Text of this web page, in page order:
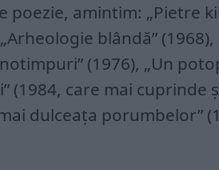
poezie, amintim: „Pietre
blândă”
(1976), „Un
(1984, care mai
dulceaţa porumbelor”